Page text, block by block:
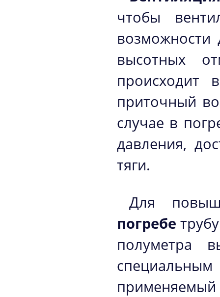
чтобы
высотных
происходит
приточный
случае в
давления,
тяги.
Для
погребе
полуметра
применяемый